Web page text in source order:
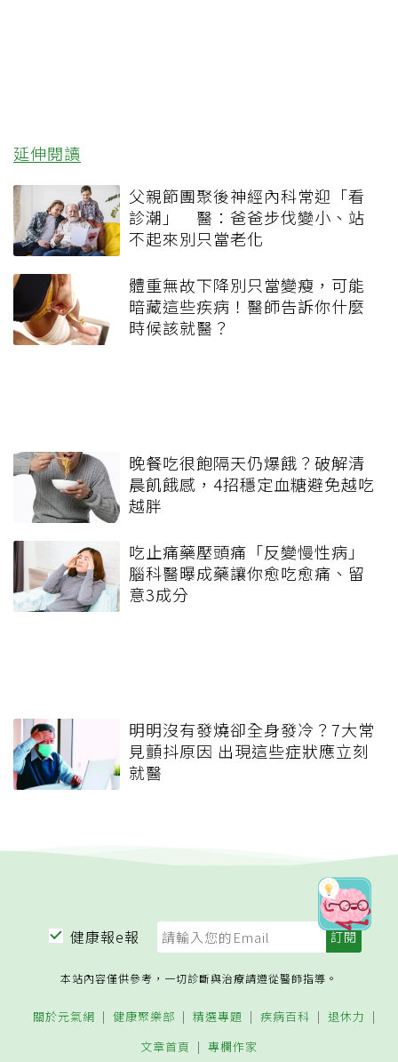
延伸閱讀
父親節團聚後神經內科常迎「看
診潮」 醫：爸爸步伐變小、站
不起來別只當老化
體重無故下降別只當變瘦，可能
暗藏這些疾病！醫師告訴你什麼
時候該就醫？
晚餐吃很飽隔天仍爆餓？破解清
晨飢餓感，4招穩定血糖避免越吃
越胖
吃止痛藥壓頭痛「反變慢性病」
腦科醫曝成藥讓你愈吃愈痛、留
意3成分
明明沒有發燒卻全身發冷？7大常
見顫抖原因 出現這些症狀應立刻
就醫
健康報e報
本站內容僅供參考，一切診斷與治療請遵從醫師指導。
關於元氣網 健康聚樂部 精選專題 疾病百科
退休力
文章首頁
專欄作家